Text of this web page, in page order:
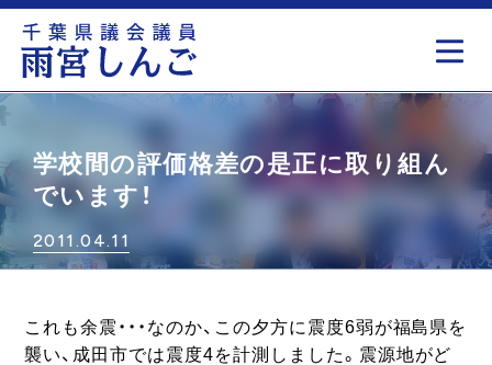
学校間の評価格差の是正に取り組ん
でいます！
2011.04.11
これも余震・・・なのか、この夕方に震度6弱が福島県を
襲い、成田市では震度4を計測しました。震源地がど